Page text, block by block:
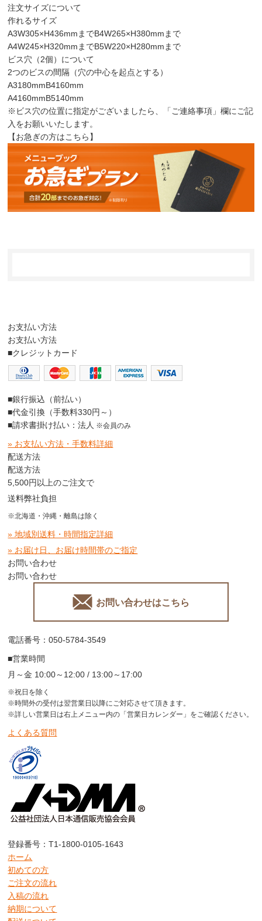
注文サイズについて
作れるサイズ
A3W305×H436mmまでB4W265×H380mmまで
A4W245×H320mmまでB5W220×H280mmまで
ビス穴（2個）について
2つのビスの間隔（穴の中心を起点とする）
A3180mmB4160mm
A4160mmB5140mm
※ビス穴の位置に指定がございましたら、「ご連絡事項」欄にご記
入をお願いいたします。
【お急ぎの方はこちら】
お支払い方法
お支払い方法
■クレジットカード
■銀行振込（前払い）
■代金引換（手数料330円～）
■請求書掛け払い：法人 ※会員のみ
» お支払い方法・手数料詳細
配送方法
配送方法
5,500円以上のご注文で
送料弊社負担
※北海道・沖縄・離島は除く
» 地域別送料・時間指定詳細
» お届け日、お届け時間帯のご指定
お問い合わせ
お問い合わせ
お問い合わせはこちら
電話番号：050-5784-3549
■営業時間
月～金 10:00～12:00 / 13:00～17:00
※祝日を除く
※時間外の受付は翌営業日以降にご対応させて頂きます。
※詳しい営業日は右上メニュー内の「営業日カレンダー」をご確認ください。
よくある質問
登録番号：T1-1800-0105-1643
ホーム
初めての方
ご注文の流れ
入稿の流れ
納期について